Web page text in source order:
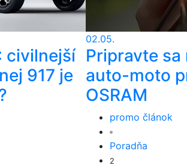
civilnejší
917 je
02.05.
Pripravte sa
auto-moto
OSRAM
promo článok
Poradňa
2